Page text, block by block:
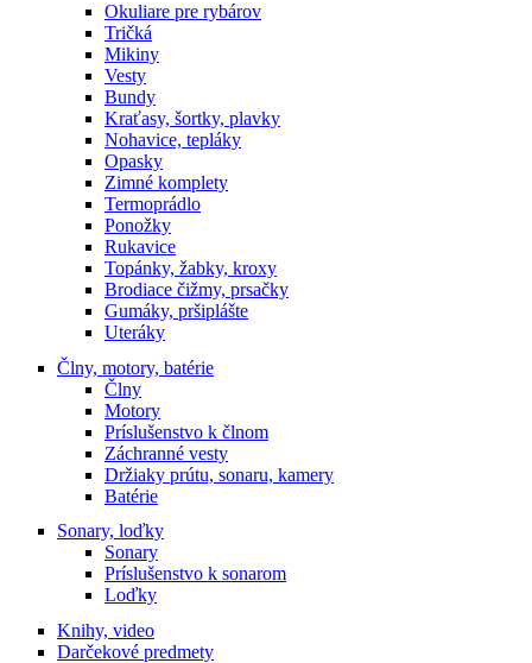
Okuliare pre rybárov
Tričká
Mikiny
Vesty
Bundy
Kraťasy, šortky, plavky
Nohavice, tepláky
Opasky
Zimné komplety
Termoprádlo
Ponožky
Rukavice
Topánky, žabky, kroxy
Brodiace čižmy, prsačky
Gumáky, pršiplášte
Uteráky
Člny, motory, batérie
Člny
Motory
Príslušenstvo k člnom
Záchranné vesty
Držiaky prútu, sonaru, kamery
Batérie
Sonary, loďky
Sonary
Príslušenstvo k sonarom
Loďky
Knihy, video
Darčekové predmety